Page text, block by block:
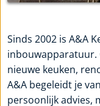
Sinds 2002 is A&A
inbouwapparatuur.
nieuwe keuken,
A&A begeleidt je
persoonlijk advies,